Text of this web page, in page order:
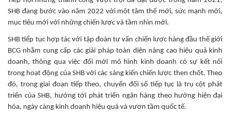
SHB đang bước vào năm 2022 với một tâm thế mới, sức mạnh mới,
mục tiêu mới với những chiến lược và tầm nhìn mới.
SHB tiếp tục hợp tác với tập đoàn tư vấn chiến lược hàng đầu thế giới
BCG nhằm cung cấp các giải pháp toàn diện nâng cao hiệu quả kinh
doanh, thông qua việc đổi mới mô hình kinh doanh có sự kết nối
trong hoạt động của SHB với các sáng kiến chiến lược then chốt. Theo
đó, trong giai đoạn tiếp theo, chuyển đổi số tiếp tục là trụ cột phát
triển của SHB, hướng tới phát triển ngân hàng theo hướng hiện đại
hóa, ngày càng kinh doanh hiệu quả và vươn tầm quốc tế.